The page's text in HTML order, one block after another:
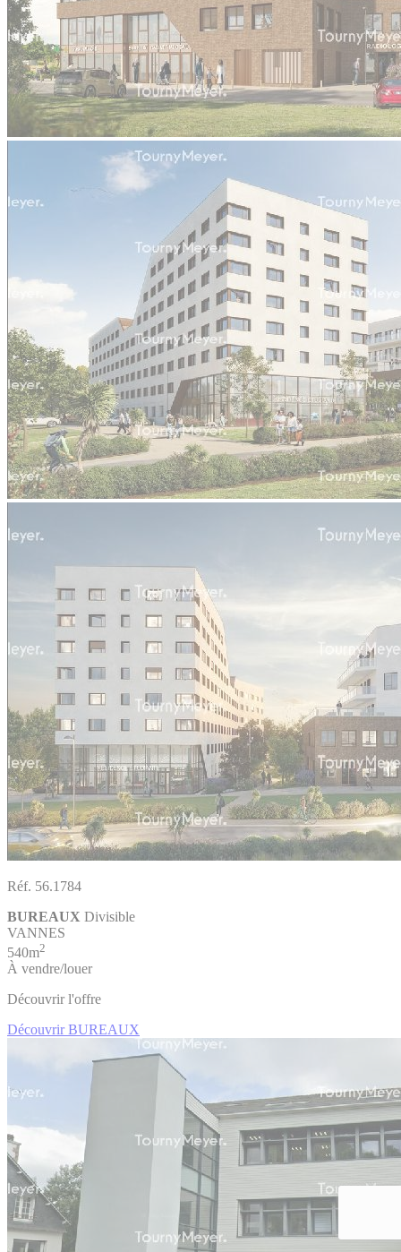
Réf. 56.1784
BUREAUX Divisible
VANNES
540m2
À vendre/louer
Découvrir l'offre
Découvrir BUREAUX